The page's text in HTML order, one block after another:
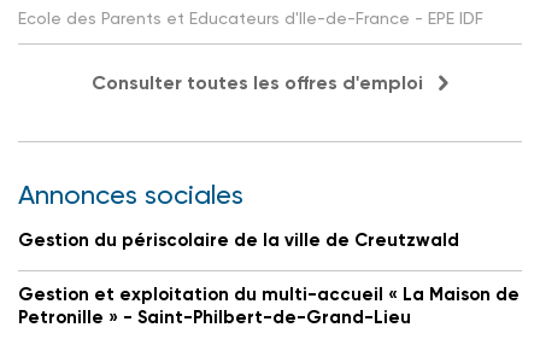
Ecole des Parents et Educateurs d'Ile-de-France - EPE IDF
Consulter toutes les offres d'emploi
Annonces sociales
Gestion du périscolaire de la ville de Creutzwald
Gestion et exploitation du multi-accueil « La Maison de
Petronille » - Saint-Philbert-de-Grand-Lieu